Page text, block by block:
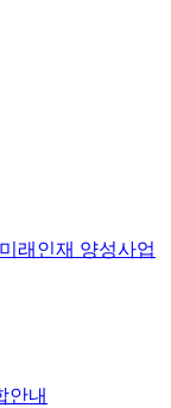
래인재 양성사업
안내